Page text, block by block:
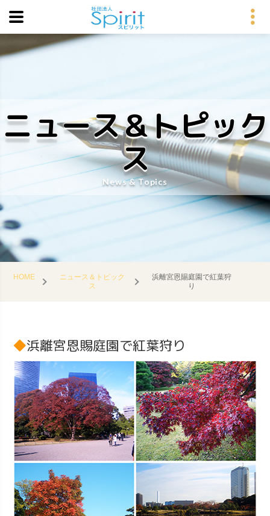
ニュース＆トピック
ス
News & Topics
HOME
ニュース＆トピック
ス
浜離宮恩賜庭園で紅葉狩
り
浜離宮恩賜庭園で紅葉狩り